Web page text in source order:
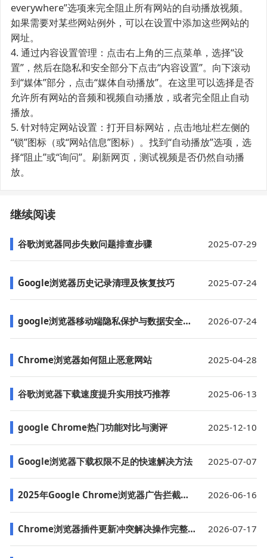
everywhere”选项来完全阻止所有网站的自动播放视频。
如果需要对某些网站例外，可以在设置中添加这些网站的
网址。
4. 通过内容设置管理：点击右上角的三点菜单，选择“设
置”，然后在隐私和安全部分下点击“内容设置”。向下滚动
到“媒体”部分，点击“媒体自动播放”。在这里可以选择是否
允许所有网站的音频和视频自动播放，或者完全阻止自动
播放。
5. 针对特定网站设置：打开目标网站，点击地址栏左侧的
“锁”图标（或“网站信息”图标）。找到“自动播放”选项，选
择“阻止”或“询问”。刷新网页，测试视频是否仍然自动播
放。
继续阅读
谷歌浏览器同步失败问题排查步骤 2025-07-29
Google浏览器历史记录清理及恢复技巧 2025-07-24
google浏览器移动端隐私保护与数据安全操作经验分享 2026-07-24
Chrome浏览器如何阻止恶意网站 2025-04-28
谷歌浏览器下载速度提升实用技巧推荐 2025-06-13
google Chrome热门功能对比与测评 2025-12-10
Google浏览器下载权限不足的快速解决方法 2025-07-07
2025年Google Chrome浏览器广告拦截插件推荐 2026-06-16
Chrome浏览器插件更新冲突解决操作完整教程 2026-07-17